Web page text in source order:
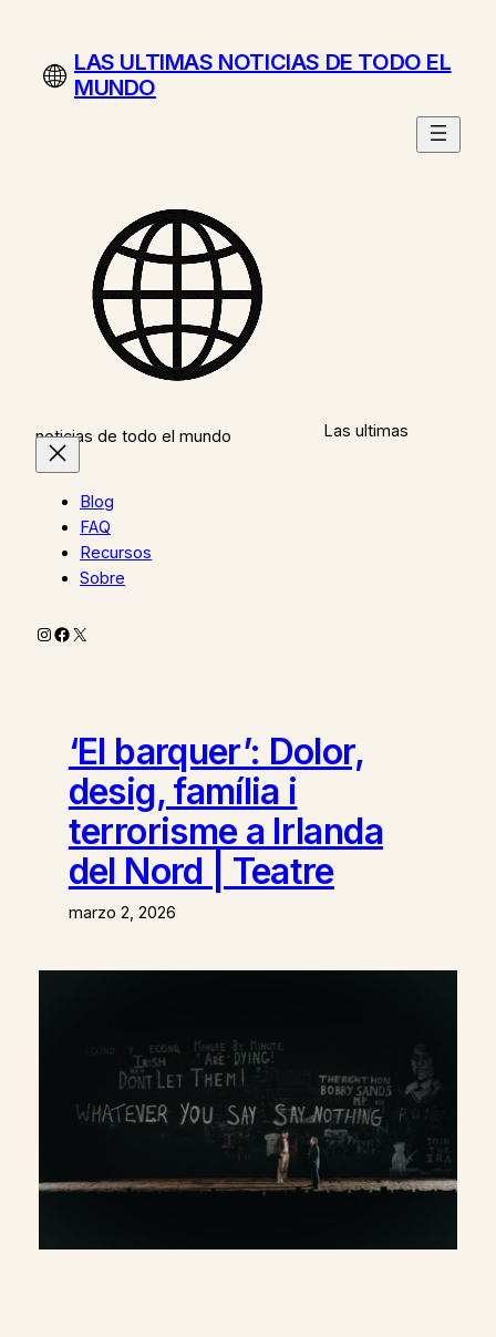
contenidoLAS ULTIMAS NOTICIAS DE TODO EL
MUNDO
Las ultimas
noticias de todo el mundo
Blog
FAQ
Recursos
Sobre
Instagram
Facebook
X
‘El barquer’: Dolor,
desig, família i
terrorisme a Irlanda
del Nord | Teatre
marzo 2, 2026